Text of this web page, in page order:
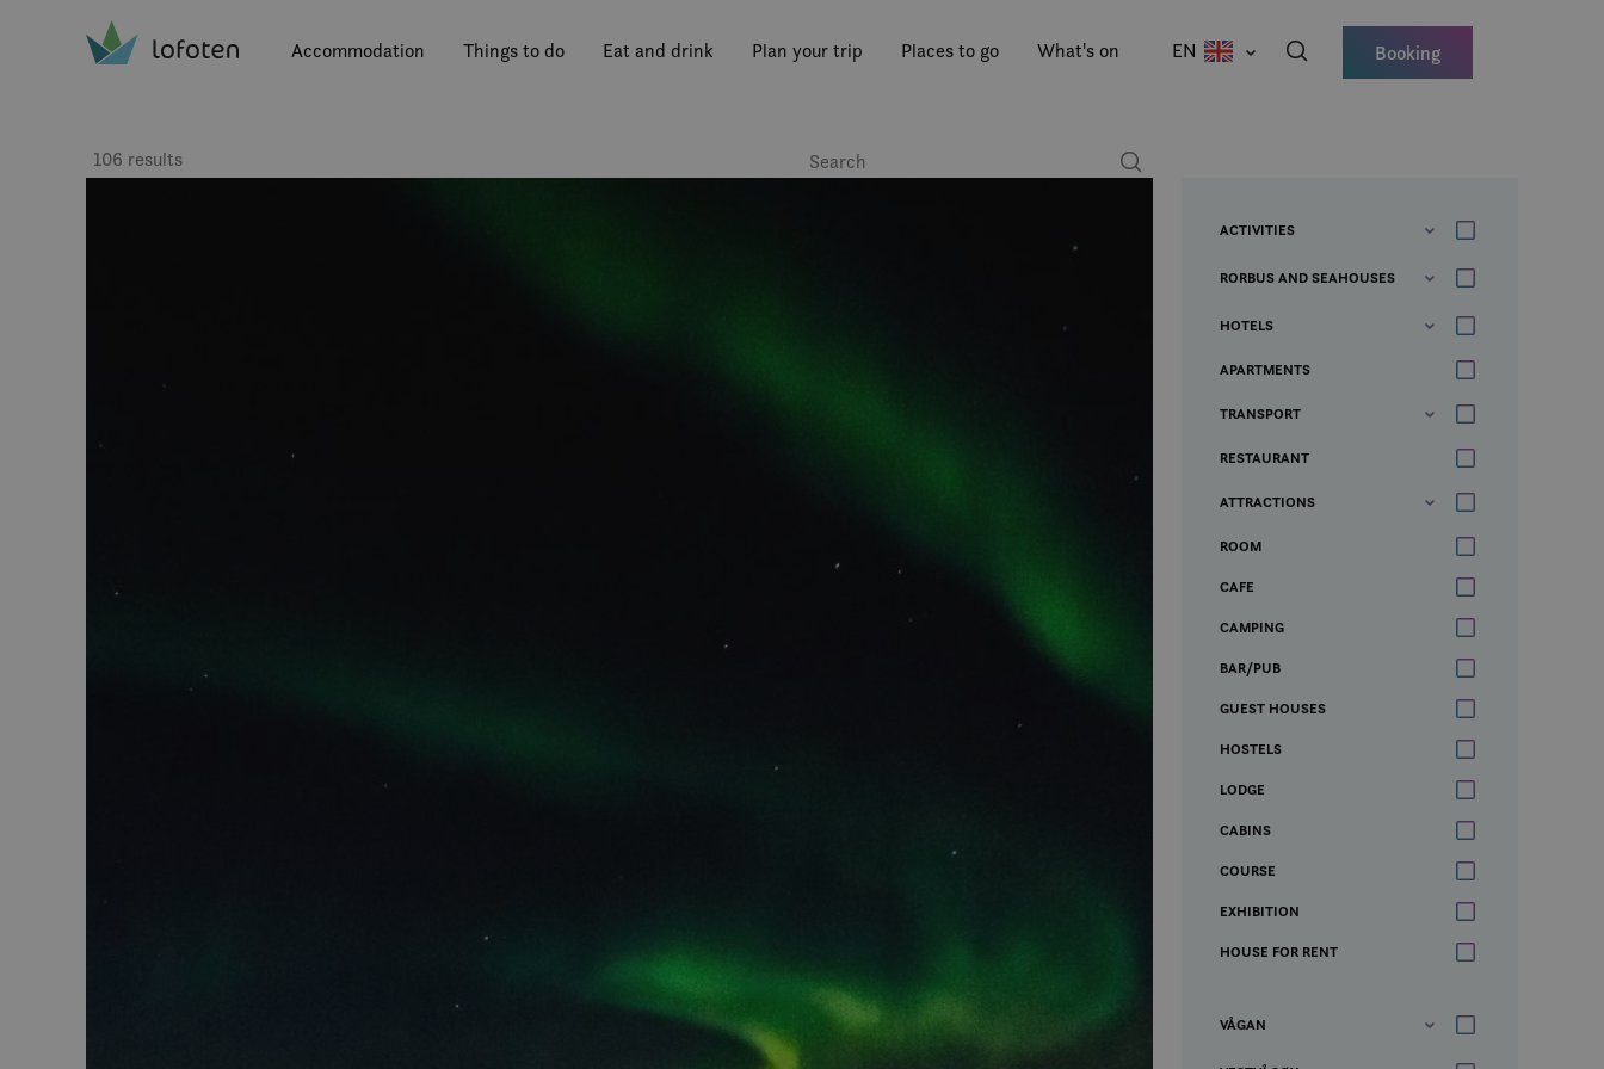
Accommodation Things to do Eat and drink Plan your trip Places to go What's on EN Booking
ACTIVITIES
RORBUS AND SEAHOUSES
HOTELS
APARTMENTS
TRANSPORT
RESTAURANT
ATTRACTIONS
ROOM
CAFE
CAMPING
BAR/PUB
GUEST HOUSES
HOSTELS
LODGE
CABINS
COURSE
EXHIBITION
HOUSE FOR RENT
VÅGAN
106 results